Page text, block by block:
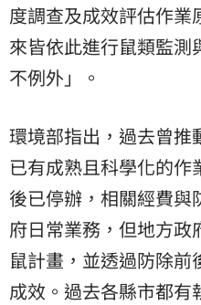
度調查及成效評估作業
來皆依此進行鼠類監測
不例外」。
環境部指出，過去曾推
已有成熟且科學化的作
後已停辦，相關經費
府日常業務，但地方
鼠計畫，並透過防除
成效。過去各縣市都有